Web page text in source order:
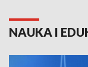
NAUKA I